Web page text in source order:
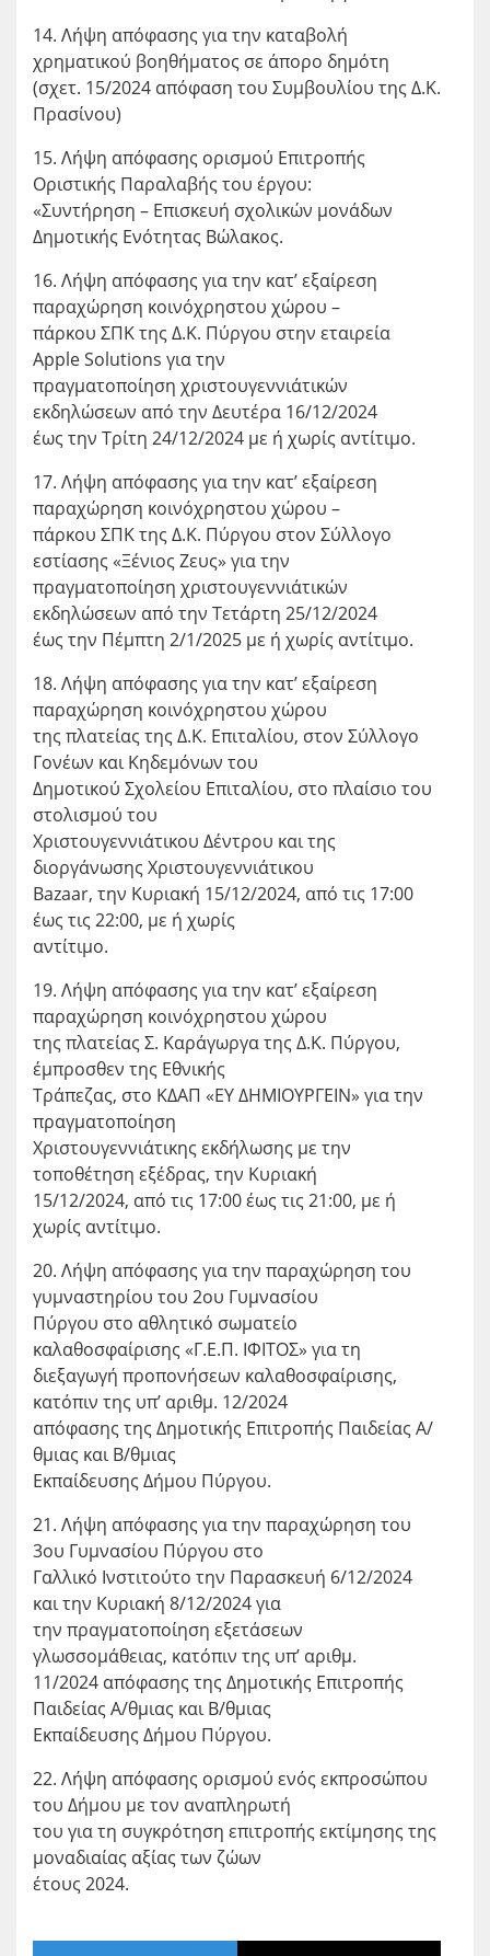
14. Λήψη απόφασης για την καταβολή
χρηματικού βοηθήματος σε άπορο δημότη
(σχετ. 15/2024 απόφαση του Συμβουλίου της Δ.Κ.
Πρασίνου)
15. Λήψη απόφασης ορισμού Επιτροπής
Οριστικής Παραλαβής του έργου:
«Συντήρηση – Επισκευή σχολικών μονάδων
Δημοτικής Ενότητας Βώλακος.
16. Λήψη απόφασης για την κατ’ εξαίρεση
παραχώρηση κοινόχρηστου χώρου –
πάρκου ΣΠΚ της Δ.Κ. Πύργου στην εταιρεία
Apple Solutions για την
πραγματοποίηση χριστουγεννιάτικών
εκδηλώσεων από την Δευτέρα 16/12/2024
έως την Τρίτη 24/12/2024 με ή χωρίς αντίτιμο.
17. Λήψη απόφασης για την κατ’ εξαίρεση
παραχώρηση κοινόχρηστου χώρου –
πάρκου ΣΠΚ της Δ.Κ. Πύργου στον Σύλλογο
εστίασης «Ξένιος Ζευς» για την
πραγματοποίηση χριστουγεννιάτικών
εκδηλώσεων από την Τετάρτη 25/12/2024
έως την Πέμπτη 2/1/2025 με ή χωρίς αντίτιμο.
18. Λήψη απόφασης για την κατ’ εξαίρεση
παραχώρηση κοινόχρηστου χώρου
της πλατείας της Δ.Κ. Επιταλίου, στον Σύλλογο
Γονέων και Κηδεμόνων του
Δημοτικού Σχολείου Επιταλίου, στο πλαίσιο του
στολισμού του
Χριστουγεννιάτικου Δέντρου και της
διοργάνωσης Χριστουγεννιάτικου
Bazaar, την Κυριακή 15/12/2024, από τις 17:00
έως τις 22:00, με ή χωρίς
αντίτιμο.
19. Λήψη απόφασης για την κατ’ εξαίρεση
παραχώρηση κοινόχρηστου χώρου
της πλατείας Σ. Καράγωργα της Δ.Κ. Πύργου,
έμπροσθεν της Εθνικής
Τράπεζας, στο ΚΔΑΠ «ΕΥ ΔΗΜΙΟΥΡΓΕΙΝ» για την
πραγματοποίηση
Χριστουγεννιάτικης εκδήλωσης με την
τοποθέτηση εξέδρας, την Κυριακή
15/12/2024, από τις 17:00 έως τις 21:00, με ή
χωρίς αντίτιμο.
20. Λήψη απόφασης για την παραχώρηση του
γυμναστηρίου του 2ου Γυμνασίου
Πύργου στο αθλητικό σωματείο
καλαθοσφαίρισης «Γ.Ε.Π. ΙΦΙΤΟΣ» για τη
διεξαγωγή προπονήσεων καλαθοσφαίρισης,
κατόπιν της υπ’ αριθμ. 12/2024
απόφασης της Δημοτικής Επιτροπής Παιδείας Α/
θμιας και Β/θμιας
Εκπαίδευσης Δήμου Πύργου.
21. Λήψη απόφασης για την παραχώρηση του
3ου Γυμνασίου Πύργου στο
Γαλλικό Ινστιτούτο την Παρασκευή 6/12/2024
και την Κυριακή 8/12/2024 για
την πραγματοποίηση εξετάσεων
γλωσσομάθειας, κατόπιν της υπ’ αριθμ.
11/2024 απόφασης της Δημοτικής Επιτροπής
Παιδείας Α/θμιας και Β/θμιας
Εκπαίδευσης Δήμου Πύργου.
22. Λήψη απόφασης ορισμού ενός εκπροσώπου
του Δήμου με τον αναπληρωτή
του για τη συγκρότηση επιτροπής εκτίμησης της
μοναδιαίας αξίας των ζώων
έτους 2024.